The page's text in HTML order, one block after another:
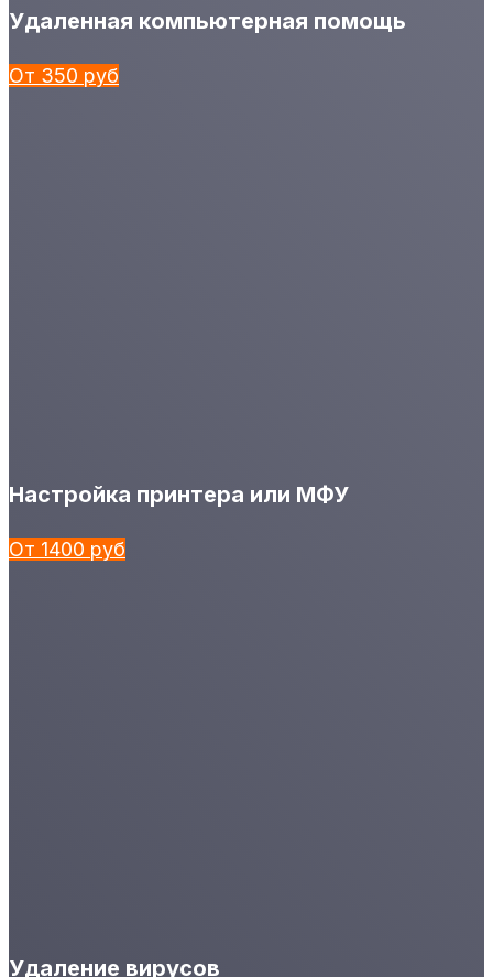
Удаленная компьютерная помощь
От 350 руб
Настройка принтера или МФУ
От 1400 руб
Удаление вирусов